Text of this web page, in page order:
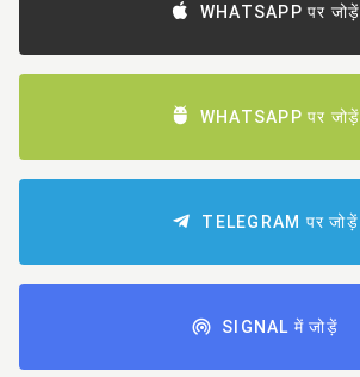
WHATSAPP पर जोड़ें
WHATSAPP पर जोड़ें
TELEGRAM पर जोड़ें
SIGNAL में जोड़ें